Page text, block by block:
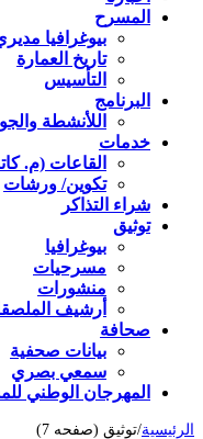
المسرح
بيوغرافيا
تاريخ العمارة
التأسيس
البرنامج
اللأنشطة
خدمات
القاعات (م.
تكوين/ ورشات
شراء التذاكر
توثيق
بيوغرافيا
مسرحيات
منشورات
أرشيف
صحافة
بيانات صحفية
سمعي بصري
المهرجان الوطني
الرئيسية/توثيق (صفحه 7)